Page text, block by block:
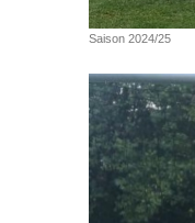
Saison 2024/25